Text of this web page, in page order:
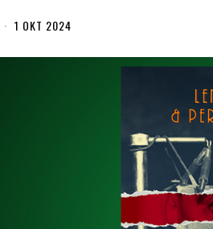
1 OKT 2024